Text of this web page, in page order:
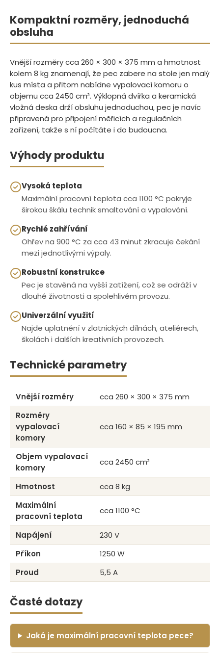
Kompaktní rozměry, jednoduchá
obsluha
Vnější rozměry cca 260 × 300 × 375 mm a hmotnost
kolem 8 kg znamenají, že pec zabere na stole jen malý
kus místa a přitom nabídne vypalovací komoru o
objemu cca 2450 cm³. Výklopná dvířka a keramická
vložná deska drží obsluhu jednoduchou, pec je navíc
připravená pro připojení měřicích a regulačních
zařízení, takže s ní počítáte i do budoucna.
Výhody produktu
Vysoká teplota
Maximální pracovní teplota cca 1100 °C pokryje
širokou škálu technik smaltování a vypalování.
Rychlé zahřívání
Ohřev na 900 °C za cca 43 minut zkracuje čekání
mezi jednotlivými výpaly.
Robustní konstrukce
Pec je stavěná na vyšší zatížení, což se odráží v
dlouhé životnosti a spolehlivém provozu.
Univerzální využití
Najde uplatnění v zlatnických dílnách, ateliérech,
školách i dalších kreativních provozech.
Technické parametry
Vnější rozměry
cca 260 × 300 × 375 mm
Rozměry
vypalovací
komory
cca 160 × 85 × 195 mm
Objem vypalovací
komory
cca 2450 cm³
Hmotnost
cca 8 kg
Maximální
pracovní teplota
cca 1100 °C
Napájení
230 V
Příkon
1250 W
Proud
5,5 A
Časté dotazy
Jaká je maximální pracovní teplota pece?